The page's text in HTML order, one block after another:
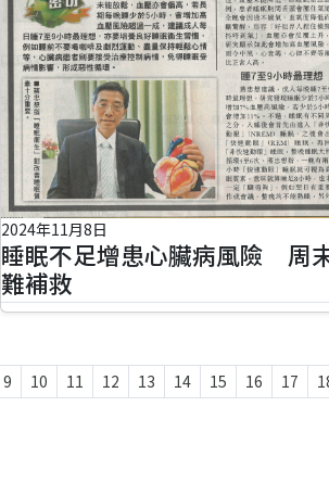
2024年11月8日
睡眠不足增患心臟病風險 周
難補救
9 10 11 12 13 14 15 16 17